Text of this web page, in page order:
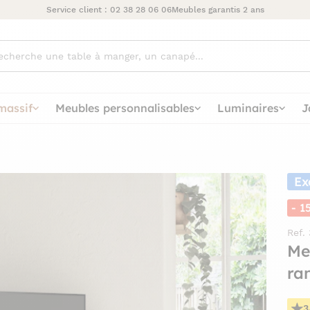
Service client : 02 38 28 06 06Meubles garantis 2 ans
Meubles personnalisables Luminaires
-
Ref.